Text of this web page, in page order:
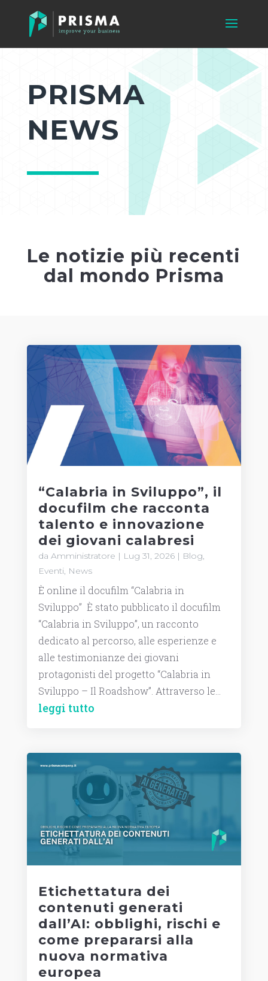
PRISMA
NEWS
Le notizie più recenti
dal mondo Prisma
“Calabria in Sviluppo”, il
docufilm che racconta
talento e innovazione
dei giovani calabresi
da Amministratore | Lug 31, 2026| Blog,
Eventi, News
È online il docufilm “Calabria in
Sviluppo” È stato pubblicato il docufilm
“Calabria in Sviluppo”, un racconto
dedicato al percorso, alle esperienze e
alle testimonianze dei giovani
protagonisti del progetto “Calabria in
Sviluppo – Il Roadshow”. Attraverso le...
leggi tutto
Etichettatura dei
contenuti generati
dall’AI: obblighi, rischi e
come prepararsi alla
nuova normativa
europea